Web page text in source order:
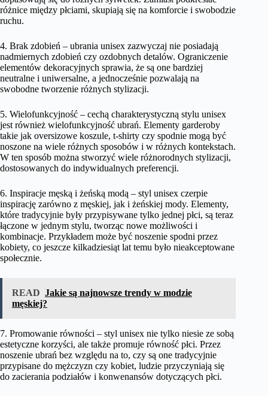
różnice między płciami, skupiają się na komforcie i swobodzie
ruchu.
4. Brak zdobień – ubrania unisex zazwyczaj nie posiadają
nadmiernych zdobień czy ozdobnych detalów. Ograniczenie
elementów dekoracyjnych sprawia, że ​​są one bardziej
neutralne i uniwersalne, a jednocześnie pozwalają na
swobodne tworzenie różnych stylizacji.
5. Wielofunkcyjność – cechą charakterystyczną stylu unisex
jest również wielofunkcyjność ubrań. Elementy garderoby
takie jak oversizowe koszule, t-shirty czy spodnie mogą być
noszone na wiele różnych sposobów i w różnych kontekstach.
W ten sposób można stworzyć wiele różnorodnych stylizacji,
dostosowanych do indywidualnych preferencji.
6. Inspiracje męską i żeńską modą – styl unisex czerpie
inspirację zarówno z męskiej, jak i żeńskiej mody. Elementy,
które tradycyjnie były przypisywane tylko jednej płci, są teraz
łączone w jednym stylu, tworząc nowe możliwości i
kombinacje. Przykładem może być noszenie spodni przez
kobiety, co jeszcze kilkadziesiąt lat temu było nieakceptowane
społecznie.
READ Jakie są najnowsze trendy w modzie
męskiej?
7. Promowanie równości – styl unisex nie tylko niesie ze sobą
estetyczne korzyści, ale także promuje równość płci. Przez
noszenie ubrań bez względu na to, czy są one tradycyjnie
przypisane do mężczyzn czy kobiet, ludzie przyczyniają się
do zacierania podziałów i konwenansów dotyczących płci.